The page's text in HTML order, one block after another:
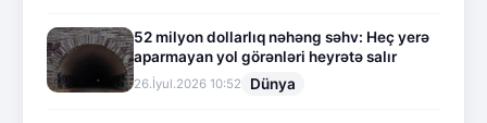
52 milyon dollarlıq nəhəng səhv: Heç yerə
aparmayan yol görənləri heyrətə salır
26.İyul.2026 10:52 Dünya